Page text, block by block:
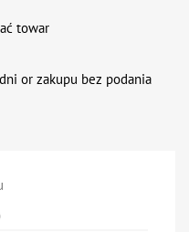
towar
or zakupu bez podania